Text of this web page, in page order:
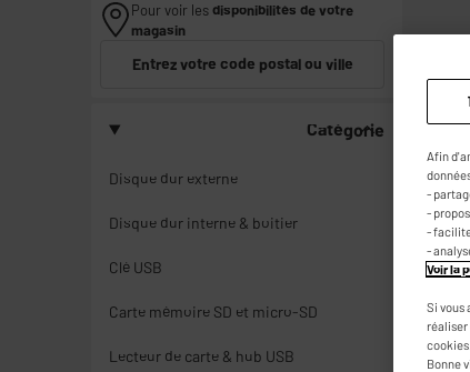
Pour voir lesdisponibilités de votre
magasin
Entrez votre code postal ou ville
Catégorie
Disque dur externe
Disque dur interne & boitier
Clé USB
Carte mémoire SD et micro-SD
Lecteur de carte & hub USB
Afin
-
-
-
-
Voir la
Si vous
réaliser
cookies.
Bonne